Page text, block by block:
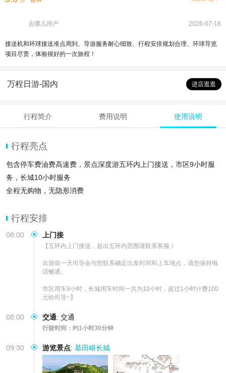
去哪儿用户 2026-07-18
接送机和环球接送准点周到、导游服务耐心细致、行程安排规划合理、环球导览
项目尽责，体验很好的一次旅程！
万程日游-国内 进店逛逛
行程简介 费用说明 使用说明
行程亮点
包含停车费油费高速费，景点深度游五环内上门接送，市区9小时服
务，长城10小时服务
全程无购物，无隐形消费
您来
行程安排
08:00 上门接
【五环内上门接送，超出五环内范围请联系客服！
出游前一天司导会与您联系确定出发时间和上车地点，请您保持电
话畅通。
市区用车9小时，长城用车时间一共为10小时，超过1小时计费100
元给司导~】
08:00 交通: 交通
行驶时间：约1小时30分钟
09:30 游览景点: 慕田峪长城